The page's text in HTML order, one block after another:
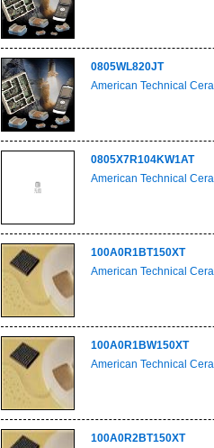
0805WL820JT
American Technical
0805X7R104KW1AT
American Technical
100A0R1BT150XT
American Technical
100A0R1BW150XT
American Technical
100A0R2BT150XT